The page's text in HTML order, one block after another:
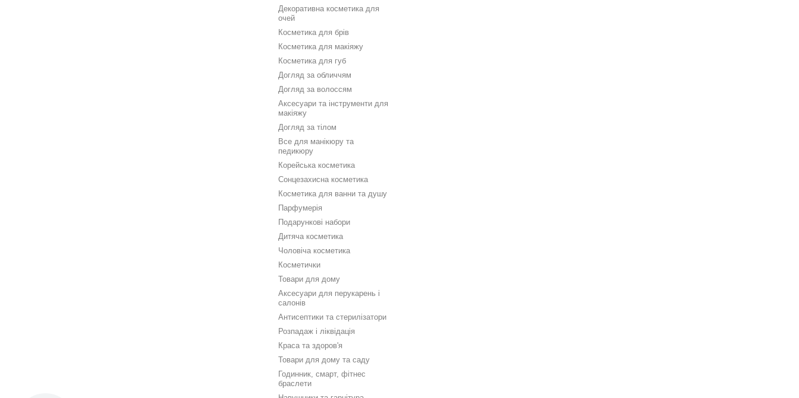
Декоративна косметика для
очей
Косметика для брів
Косметика для макіяжу
Косметика для губ
Догляд за обличчям
Догляд за волоссям
Аксесуари та інструменти для
макіяжу
Догляд за тілом
Все для манікюру та
педикюру
Корейська косметика
Сонцезахисна косметика
Косметика для ванни та душу
Парфумерія
Подарункові набори
Дитяча косметика
Чоловіча косметика
Косметички
Товари для дому
Аксесуари для перукарень і
салонів
Антисептики та стерилізатори
Розпадаж і ліквідація
Краса та здоров'я
Товари для дому та саду
Годинник, смарт, фітнес
браслети